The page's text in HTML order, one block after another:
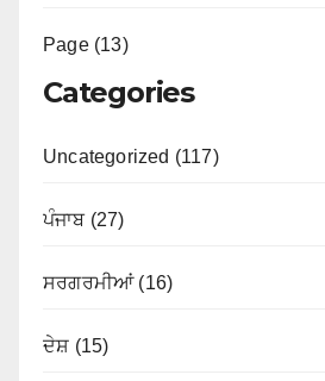
Page (13)
Categories
Uncategorized (117)
ਪੰਜਾਬ (27)
ਸਰਗਰਮੀਆਂ (16)
ਦੇਸ਼ (15)